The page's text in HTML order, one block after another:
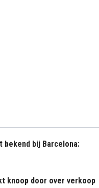
bekend bij Barcelona:
knoop door over verkoop